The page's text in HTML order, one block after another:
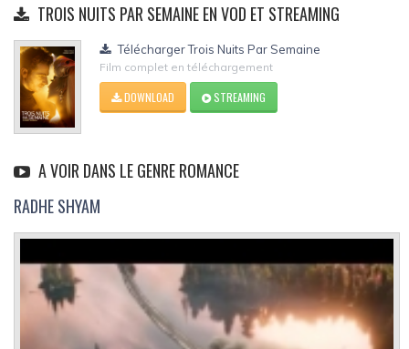
TROIS NUITS PAR SEMAINE EN VOD ET STREAMING
Télécharger Trois Nuits Par Semaine
Film complet en téléchargement
DOWNLOAD STREAMING
A VOIR DANS LE GENRE ROMANCE
RADHE SHYAM